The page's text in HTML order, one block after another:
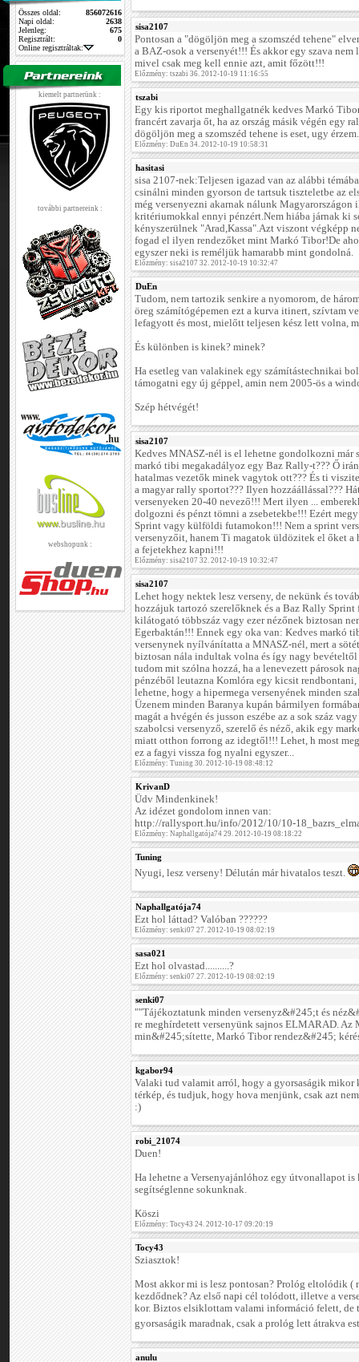
Összes oldal:
856072616
Napi oldal:
2638
Jelenleg:
675
Regisztrált:
0
Online regisztráltak:
kiemelt partnerünk :
további partnereink :
webshopunk :
sisa2107
Pontosan a "dögöljön meg a szomszéd tehene"
a BAZ-osok a versenyét!!! És akkor egy szava
mivel csak meg kell ennie azt, amit főzött!!!
Előzmény: tszabi 36. 2012-10-19 11:16:55
tszabi
Egy kis riportot meghallgatnék kedves Markó
francért zavarja őt, ha az ország másik végén egy
dögöljön meg a szomszéd tehene is eset, ugy érzem.
Előzmény: DuEn 34. 2012-10-19 10:58:31
hasitasi
sisa 2107-nek:Teljesen igazad van az alábbi
csinálni minden gyorson de tartsuk tiszteletbe az
még versenyezni akarnak nálunk Magyarországon
kritériumokkal ennyi pénzért.Nem hiába járnak ki
kényszerülnek "Arad,Kassa".Azt viszont végképp
fogad el ilyen rendezőket mint Markó Tibor!De
egyszer neki is reméljük hamarabb mint gondolná.
Előzmény: sisa2107 32. 2012-10-19 10:32:47
DuEn
Tudom, nem tartozik senkire a nyomorom, de
öreg számítógépemen ezt a kurva itinert, szívtam
lefagyott és most, mielőtt teljesen kész lett volna,
És különben is kinek? minek?
Ha esetleg van valakinek egy számítástechnikai
támogatni egy új géppel, amin nem 2005-ös a
Szép hétvégét!
sisa2107
Kedves MNASZ-nél is el lehetne gondolkozni már
markó tibi megakadályoz egy Baz Rally-t??? Ő
hatalmas vezetők minek vagytok ott??? És ti
a magyar rally sportot??? Ilyen hozzáállással???
versenyeken 20-40 nevező!!! Mert ilyen ...
dolgozni és pénzt tömni a zsebetekbe!!! Ezért
Sprint vagy külföldi futamokon!!! Nem a sprint
versenyzőit, hanem Ti magatok üldözitek el őket
a fejetekhez kapni!!!
Előzmény: sisa2107 32. 2012-10-19 10:32:47
sisa2107
Lehet hogy nektek lesz verseny, de nekünk és
hozzájuk tartozó szerelőknek és a Baz Rally
kilátogató többszáz vagy ezer nézőnek biztosan
Egerbaktán!!! Ennek egy oka van: Kedves markó
versenynek nyílvánítatta a MNASZ-nél, mert a
biztosan nála indultak volna és így nagy bevételtől
tudom mit szólna hozzá, ha a lenevezett párosok
pénzéből leutazna Komlóra egy kicsit rendbontani,
lehetne, hogy a hipermega versenyének minden
Üzenem minden Baranya kupán bármilyen
magát a hvégén és jusson eszébe az a sok száz
szabolcsi versenyző, szerelő és néző, akik egy
miatt otthon forrong az idegtől!!! Lehet, h most
ez a fagyi vissza fog nyalni egyszer...
Előzmény: Tuning 30. 2012-10-19 08:48:12
KrivanD
Üdv Mindenkinek!
Az idézet gondolom innen van:
http://rallysport.hu/info/2012/10/10-
Előzmény: Naphallgatója74 29. 2012-10-19 08:18:22
Tuning
Nyugi, lesz verseny! Délután már hivatalos teszt.
Naphallgatója74
Ezt hol láttad? Valóban ??????
Előzmény: senki07 27. 2012-10-19 08:02:19
sasa021
Ezt hol olvastad..........?
Előzmény: senki07 27. 2012-10-19 08:02:19
senki07
""Tájékoztatunk minden versenyz&#245;t és
re meghírdetett versenyünk sajnos ELMARAD.
min&#245;sítette, Markó Tibor rendez&#245;
kgabor94
Valaki tud valamit arról, hogy a gyorsaságik mikor
térkép, és tudjuk, hogy hova menjünk, csak azt
:)
robi_21074
Duen!
Ha lehetne a Versenyajánlóhoz egy útvonallapot
segítséglenne sokunknak.
Köszi
Előzmény: Tocy43 24. 2012-10-17 09:20:19
Tocy43
Sziasztok!
Most akkor mi is lesz pontosan? Prológ eltolódik (
kezdődnek? Az első napi cél tolódott, illetve a
kor. Biztos elsiklottam valami információ felett, de
gyorsaságik maradnak, csak a prológ lett átrakva
anulu